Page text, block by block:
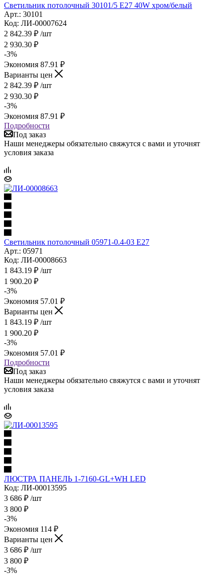
Светильник потолочный 30101/5 E27 40W хром/белый
Арт.: 30101
Код: ЛИ-00007624
2 842.39 ₽ /шт
2 930.30 ₽
-3%
Экономия 87.91 ₽
Варианты цен
2 842.39 ₽ /шт
2 930.30 ₽
-3%
Экономия 87.91 ₽
Подробности
Под заказ
Наши менеджеры обязательно свяжутся с вами и уточнят
условия заказа
Светильник потолочный 05971-0.4-03 Е27
Арт.: 05971
Код: ЛИ-00008663
1 843.19 ₽ /шт
1 900.20 ₽
-3%
Экономия 57.01 ₽
Варианты цен
1 843.19 ₽ /шт
1 900.20 ₽
-3%
Экономия 57.01 ₽
Подробности
Под заказ
Наши менеджеры обязательно свяжутся с вами и уточнят
условия заказа
ЛЮСТРА ПАНЕЛЬ 1-7160-GL+WH LED
Код: ЛИ-00013595
3 686 ₽ /шт
3 800 ₽
-3%
Экономия 114 ₽
Варианты цен
3 686 ₽ /шт
3 800 ₽
-3%